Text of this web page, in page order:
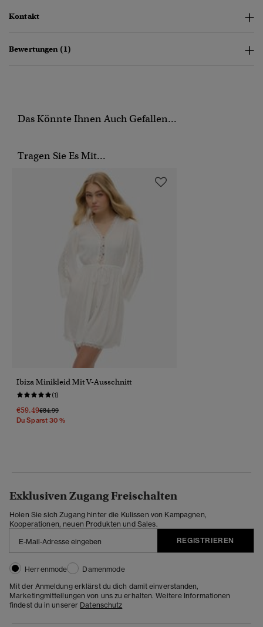
Kontakt
Bewertungen (1)
Das Könnte Ihnen Auch Gefallen...
Tragen Sie Es Mit...
Ibiza Minikleid Mit V-Ausschnitt
(1)
€59.49Preis Wurde Reduziert Von
€84.99Bis
Du Sparst 30 %
Exklusiven Zugang Freischalten
Holen Sie sich Zugang hinter die Kulissen von Kampagnen,
Kooperationen, neuen Produkten und Sales.
REGISTRIEREN
Herrenmode
Damenmode
Mit der Anmeldung erklärst du dich damit einverstanden,
Marketingmitteilungen von uns zu erhalten. Weitere Informationen
findest du in unserer Datenschutz